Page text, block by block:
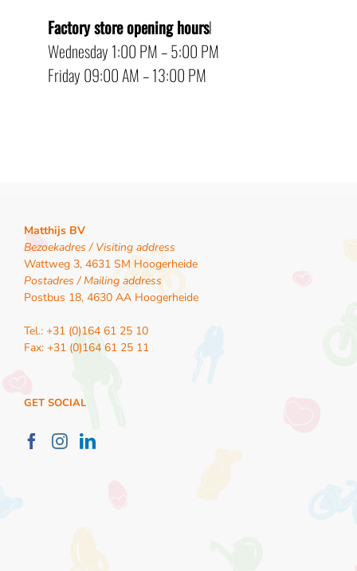
Factory store opening hoursl
Wednesday 1:00 PM – 5:00 PM
Friday 09:00 AM – 13:00 PM
Matthijs BV
Bezoekadres / Visiting address
Wattweg 3, 4631 SM Hoogerheide
Postadres / Mailing address
Postbus 18, 4630 AA Hoogerheide
Tel.: +31 (0)164 61 25 10
Fax: +31 (0)164 61 25 11
GET SOCIAL